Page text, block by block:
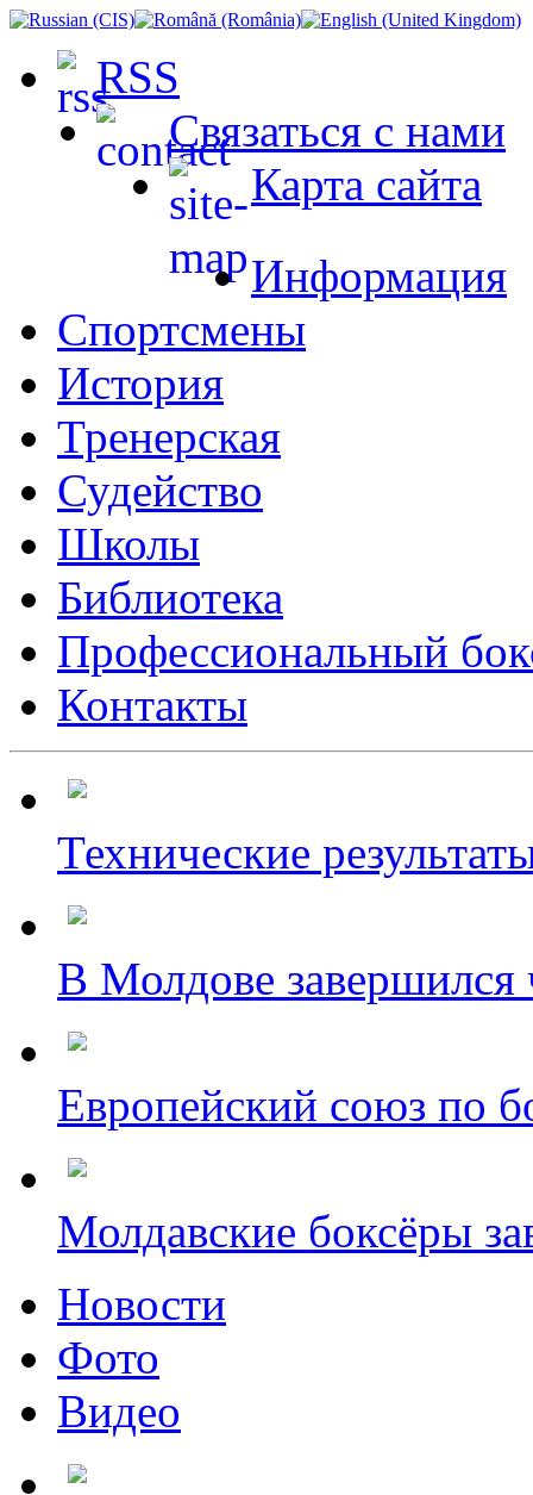
RSS
Связаться с нами
Карта сайта
Информация
Спортсмены
История
Тренерская
Судейство
Школы
Библиотека
Профессиональный
Контакты
Технические
В Молдове завершился
Европейский союз по
Молдавские боксёры
Новости
Фото
Видео